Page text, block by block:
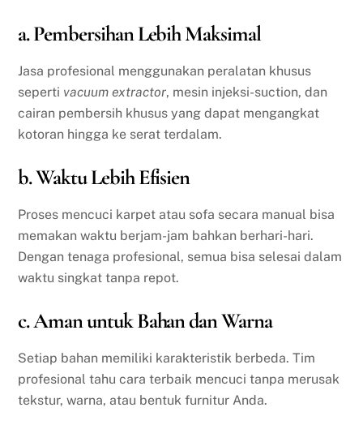
a. Pembersihan Lebih Maksimal
Jasa profesional menggunakan peralatan khusus
seperti vacuum extractor, mesin injeksi-suction, dan
cairan pembersih khusus yang dapat mengangkat
kotoran hingga ke serat terdalam.
b. Waktu Lebih Efisien
Proses mencuci karpet atau sofa secara manual bisa
memakan waktu berjam-jam bahkan berhari-hari.
Dengan tenaga profesional, semua bisa selesai dalam
waktu singkat tanpa repot.
c. Aman untuk Bahan dan Warna
Setiap bahan memiliki karakteristik berbeda. Tim
profesional tahu cara terbaik mencuci tanpa merusak
tekstur, warna, atau bentuk furnitur Anda.